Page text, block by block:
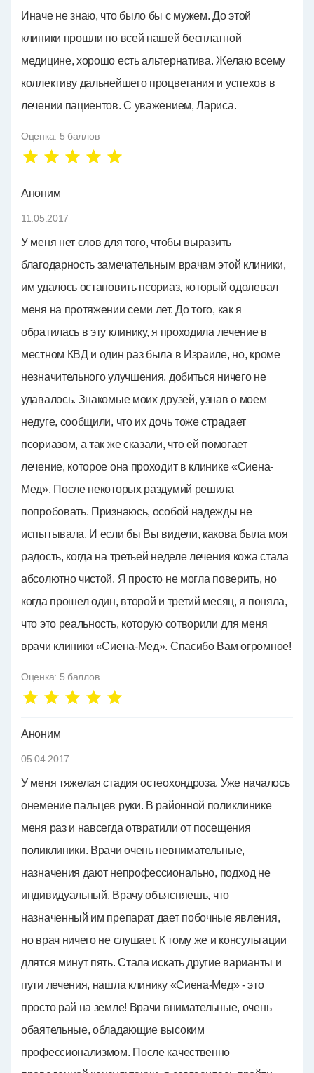
Иначе не знаю, что было бы с мужем. До этой
клиники прошли по всей нашей бесплатной
медицине, хорошо есть альтернатива. Желаю всему
коллективу дальнейшего процветания и успехов в
лечении пациентов. С уважением, Лариса.
Оценка: 5 баллов
Аноним
11.05.2017
У меня нет слов для того, чтобы выразить
благодарность замечательным врачам этой клиники,
им удалось остановить псориаз, который одолевал
меня на протяжении семи лет. До того, как я
обратилась в эту клинику, я проходила лечение в
местном КВД и один раз была в Израиле, но, кроме
незначительного улучшения, добиться ничего не
удавалось. Знакомые моих друзей, узнав о моем
недуге, сообщили, что их дочь тоже страдает
псориазом, а так же сказали, что ей помогает
лечение, которое она проходит в клинике «Сиена-
Мед». После некоторых раздумий решила
попробовать. Признаюсь, особой надежды не
испытывала. И если бы Вы видели, какова была моя
радость, когда на третьей неделе лечения кожа стала
абсолютно чистой. Я просто не могла поверить, но
когда прошел один, второй и третий месяц, я поняла,
что это реальность, которую сотворили для меня
врачи клиники «Сиена-Мед». Спасибо Вам огромное!
Оценка: 5 баллов
Аноним
05.04.2017
У меня тяжелая стадия остеохондроза. Уже началось
онемение пальцев руки. В районной поликлинике
меня раз и навсегда отвратили от посещения
поликлиники. Врачи очень невнимательные,
назначения дают непрофессионально, подход не
индивидуальный. Врачу объясняешь, что
назначенный им препарат дает побочные явления,
но врач ничего не слушает. К тому же и консультации
длятся минут пять. Стала искать другие варианты и
пути лечения, нашла клинику «Сиена-Мед» - это
просто рай на земле! Врачи внимательные, очень
обаятельные, обладающие высоким
профессионализмом. После качественно